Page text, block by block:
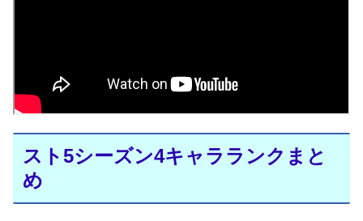
スト5シーズン4キャラランクまと
め